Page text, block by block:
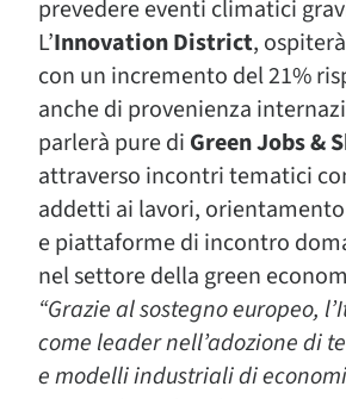
prevedere eventi climatici
L’Innovation District,
con un incremento del 21%
anche di provenienza
parlerà pure di Green Jobs &
attraverso incontri tematici
addetti ai lavori,
e piattaforme di incontro
nel settore della green
“Grazie al sostegno europeo,
come leader nell’adozione di
e modelli industriali di